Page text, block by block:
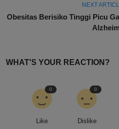
NEXT
Obesitas Berisiko Tinggi Picu
WHAT'S YOUR REACTION?
Like
0
Dislike
0